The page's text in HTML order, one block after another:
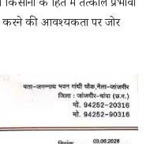
किसानों के हित में तत्काल प्रभावी
करने की आवश्यकता पर जोर